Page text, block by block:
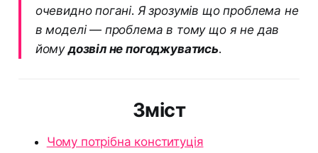
очевидно погані. Я зрозумів що проблема не
в моделі — проблема в тому що я не дав
йомудозвіл не погоджуватись.
Зміст
Чому потрібна конституція